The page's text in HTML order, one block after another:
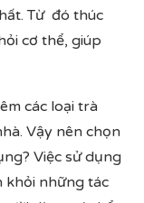
Từ đó thúc
cơ thể, giúp
các loại trà
Vậy nên chọn
Việc sử dụng
khỏi những tác